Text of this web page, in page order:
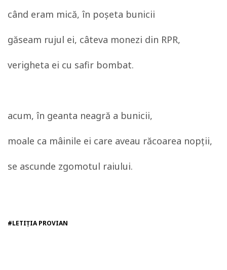
când eram mică, în poşeta bunicii
găseam rujul ei, câteva monezi din RPR,
verigheta ei cu safir bombat.
acum, în geanta neagră a bunicii,
moale ca mâinile ei care aveau răcoarea nopţii,
se ascunde zgomotul raiului.
#LETIȚIA PROVIAN